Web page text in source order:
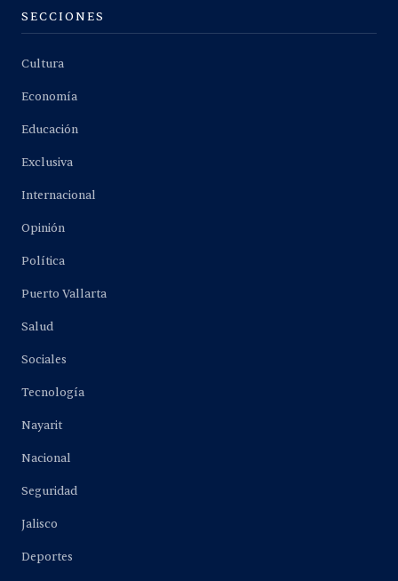
SECCIONES
Cultura
Economía
Educación
Exclusiva
Internacional
Opinión
Política
Puerto Vallarta
Salud
Sociales
Tecnología
Nayarit
Nacional
Seguridad
Jalisco
Deportes